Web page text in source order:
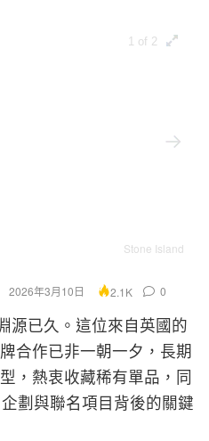
1 of 2
Stone Island
2026年3月10日 2.1K 0
源已久。這位來自英國的
合作已非一朝一夕，長期
，熱衷收藏稀有單品，同
劃與聯名項目背後的關鍵